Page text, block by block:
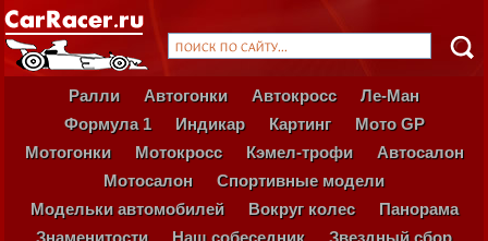
Ралли Автогонки Автокросс
Ле-Ман
Формула 1
Индикар Картинг
Мото GP
Мотогонки
Мотокросс Кэмел-трофи
Автосалон
Мотосалон
Спортивные модели
Модельки автомобилей
Вокруг колес
Панорама
Знаменитости
Наш собеседник
Звездный сбор